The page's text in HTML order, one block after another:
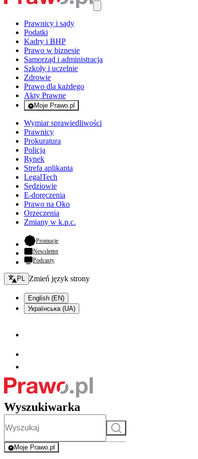
Prawnicy i sądy
Podatki
Kadry i BHP
Prawo w biznesie
Samorząd i administracja
Szkoły i uczelnie
Zdrowie
Prawo dla każdego
Akty Prawne
Moje Prawo.pl
- rejestracja i logowanie do serwisu
Wymiar sprawiedliwości
Prawnicy
Prokuratura
Policja
Rynek
Strefa aplikanta
LegalTech
Sędziowie
E-doręczenia
Prawo na Oko
Orzeczenia
Zmiany w k.p.c.
Promocje- otwiera się w nowej karcie
Newsletter
Podcasty
Zmień język - bieżący:
PL Zmień język strony
English (EN)
Українська (UA)
Wyszukiwarka
Szukaj
Moje Prawo.pl
- rejestracja i logowanie do serwisu